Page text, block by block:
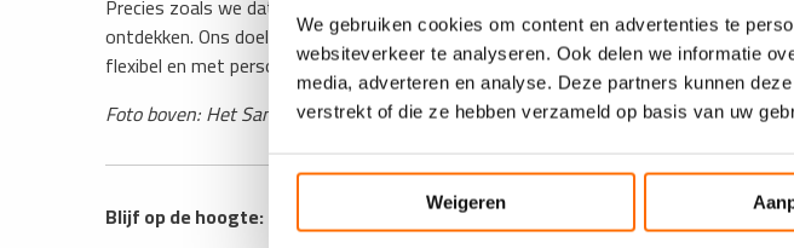
We gebruiken cookies om content en advertenties te
websiteverkeer te analyseren. Ook delen we informatie
media, adverteren en analyse. Deze partners kunnen
verstrekt of die ze hebben verzameld op basis van uw
Weigeren
ontdekken. Ons doel is om het drukproces daar net zo makkelijk en inspirerend te
flexibel en met persoonlijke service.’
Foto boven: Het Sampleboek vanPeterPrint.de.
Blijf op de hoogte: ontvang wekelijks dePRINTmatters nieuwsbrief in je inbox